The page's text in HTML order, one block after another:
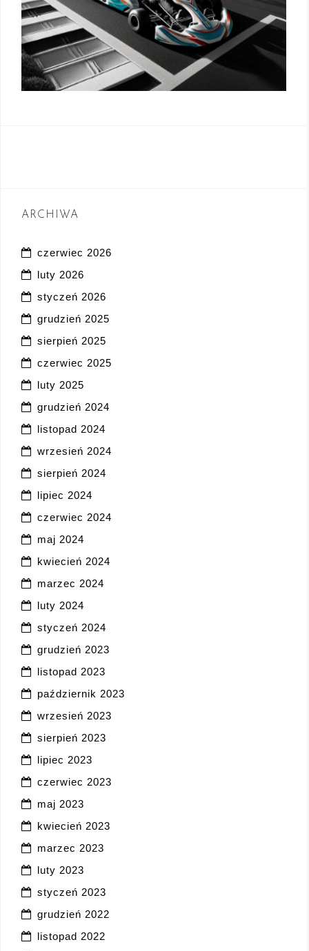
ARCHIWA
czerwiec 2026
luty 2026
styczeń 2026
grudzień 2025
sierpień 2025
czerwiec 2025
luty 2025
grudzień 2024
listopad 2024
wrzesień 2024
sierpień 2024
lipiec 2024
czerwiec 2024
maj 2024
kwiecień 2024
marzec 2024
luty 2024
styczeń 2024
grudzień 2023
listopad 2023
październik 2023
wrzesień 2023
sierpień 2023
lipiec 2023
czerwiec 2023
maj 2023
kwiecień 2023
marzec 2023
luty 2023
styczeń 2023
grudzień 2022
listopad 2022